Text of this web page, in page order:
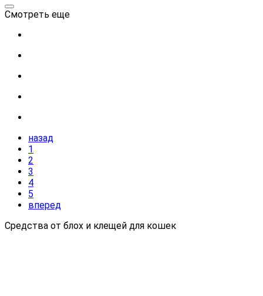
Смотреть еще
назад
1
2
3
4
5
вперед
Средства от блох и клещей для кошек